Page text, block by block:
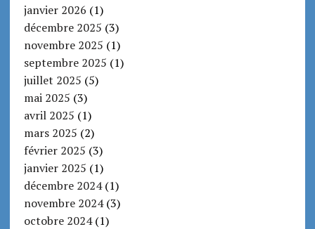
janvier 2026 (1)
décembre 2025 (3)
novembre 2025 (1)
septembre 2025 (1)
juillet 2025 (5)
mai 2025 (3)
avril 2025 (1)
mars 2025 (2)
février 2025 (3)
janvier 2025 (1)
décembre 2024(1)
novembre 2024(3)
octobre 2024(1)